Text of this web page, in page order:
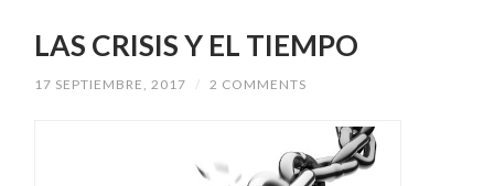
LAS CRISIS Y EL TIEMPO
17 SEPTIEMBRE, 2017 / 2 COMMENTS